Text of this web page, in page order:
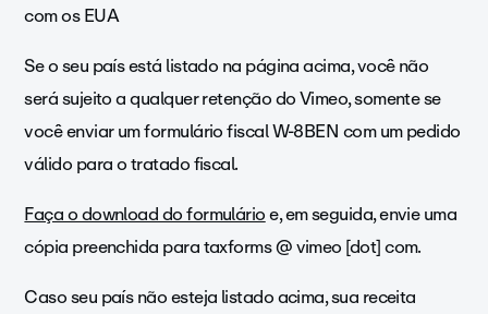
com os EUA
Se o seu país está listado na página acima, você não
será sujeito a qualquer retenção do Vimeo, somente se
você enviar um formulário fiscal W-8BEN com um pedido
válido para o tratado fiscal.
Faça o download do formulárioe, em seguida, envie uma
cópia preenchida para taxforms @ vimeo [dot] com.
Caso seu país não esteja listado acima, sua receita